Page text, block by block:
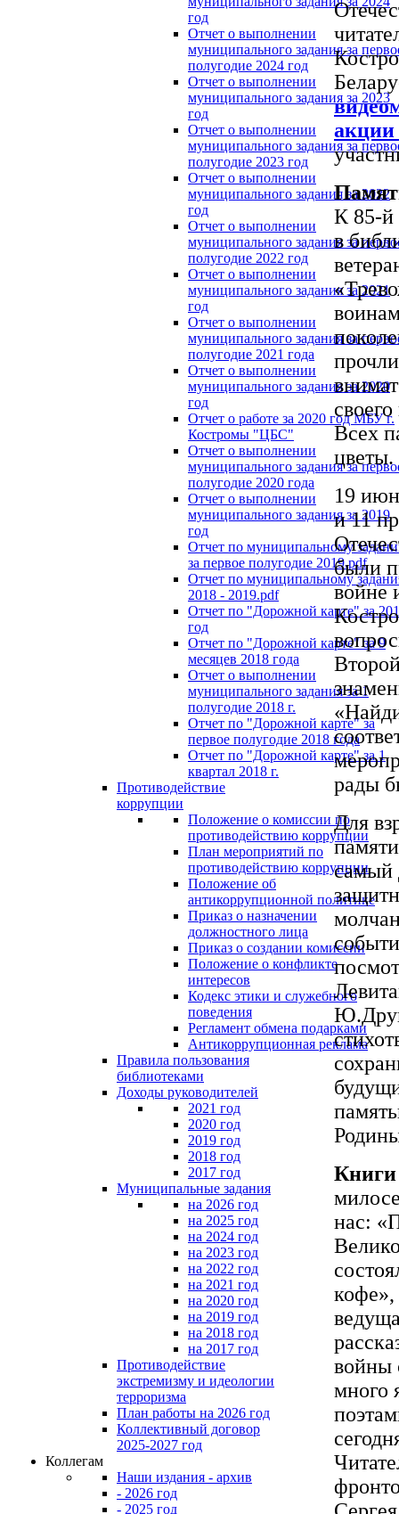
год
Отчет о выполнении
муниципального задания за
полугодие 2024 год
Отчет о выполнении
муниципального задания за 2023
год
Отчет о выполнении
муниципального задания за
полугодие 2023 год
Отчет о выполнении
муниципального задания за 2022
год
Отчет о выполнении
муниципального задания за
полугодие 2022 год
Отчет о выполнении
муниципального задания за 2021
год
Отчет о выполнении
муниципального задания за
полугодие 2021 года
Отчет о выполнении
муниципального задания за 2020
год
Отчет о работе за 2020 год МБУ г.
Костромы "ЦБС"
Отчет о выполнении
муниципального задания за
полугодие 2020 года
Отчет о выполнении
муниципального задания за 2019
год
Отчет по муниципальному
за первое полугодие 2019.pdf
Отчет по муниципальному
2018 - 2019.pdf
Отчет по "Дорожной карте" за
год
Отчет по "Дорожной карте" за 9
месяцев 2018 года
Отчет о выполнении
муниципального задания за 1
полугодие 2018 г.
Отчет по "Дорожной карте" за
первое полугодие 2018 года
Отчет по "Дорожной карте" за 1
квартал 2018 г.
Противодействие
коррупции
Положение о комиссии по
противодействию коррупции
План мероприятий по
противодействию коррупции
Положение об
антикоррупционной политике
Приказ о назначении
должностного лица
Приказ о создании комиссии
Положение о конфликте
интересов
Кодекс этики и служебного
поведения
Регламент обмена подарками
Антикоррупционная реклама
Правила пользования
библиотеками
Доходы руководителей
2021 год
2020 год
2019 год
2018 год
2017 год
Муниципальные задания
на 2026 год
на 2025 год
на 2024 год
на 2023 год
на 2022 год
на 2021 год
на 2020 год
на 2019 год
на 2018 год
на 2017 год
Противодействие
экстремизму и идеологии
терроризма
План работы на 2026 год
Коллективный договор
2025-2027 год
Коллегам
Наши издания - архив
- 2026 год
- 2025 год
акции
К 85-й
в
Всех
цветы.
19
и 11
были
войне
рады
Для
самый
Книги
нас:
войны
много